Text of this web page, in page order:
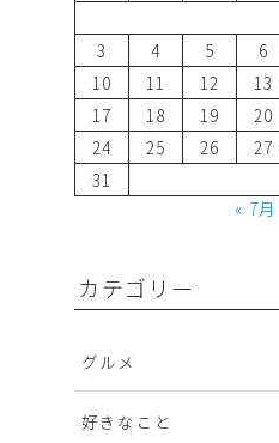
3
4 5 6
10
11 12 13
17
18 19 20
24
25 26 27
31
« 7月
カテゴリー
グルメ
好きなこと